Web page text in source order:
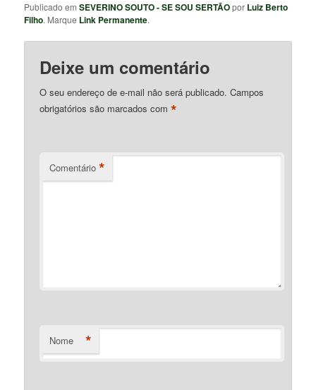
Publicado emSEVERINO SOUTO - SE SOU SERTÃOpor Luiz Berto
Filho. Marque Link Permanente.
Deixe um comentário
O seu endereço de e-mail não será publicado. Campos
obrigatórios são marcados com*
Comentário *
Nome *